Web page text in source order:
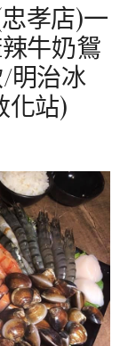
孝店)一
牛奶鴛
明治冰
化站)